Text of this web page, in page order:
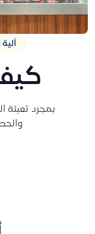
بمجرد تعبئة